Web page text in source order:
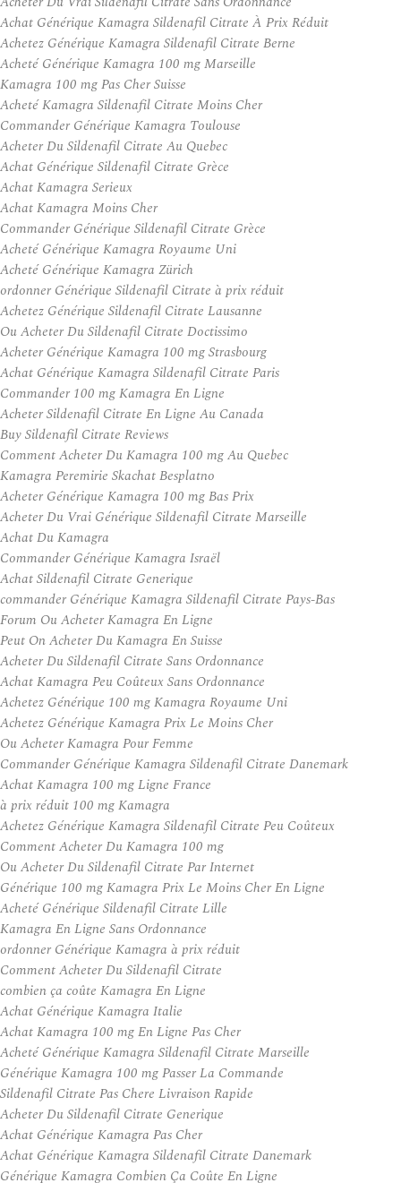
Achat Générique Kamagra Sildenafil Citrate À Prix Réduit
Achetez Générique Kamagra Sildenafil Citrate Berne
Acheté Générique Kamagra 100 mg Marseille
Kamagra 100 mg Pas Cher Suisse
Acheté Kamagra Sildenafil Citrate Moins Cher
Commander Générique Kamagra Toulouse
Acheter Du Sildenafil Citrate Au Quebec
Achat Générique Sildenafil Citrate Grèce
Achat Kamagra Serieux
Achat Kamagra Moins Cher
Commander Générique Sildenafil Citrate Grèce
Acheté Générique Kamagra Royaume Uni
Acheté Générique Kamagra Zürich
ordonner Générique Sildenafil Citrate à prix réduit
Achetez Générique Sildenafil Citrate Lausanne
Ou Acheter Du Sildenafil Citrate Doctissimo
Acheter Générique Kamagra 100 mg Strasbourg
Achat Générique Kamagra Sildenafil Citrate Paris
Commander 100 mg Kamagra En Ligne
Acheter Sildenafil Citrate En Ligne Au Canada
Buy Sildenafil Citrate Reviews
Comment Acheter Du Kamagra 100 mg Au Quebec
Kamagra Peremirie Skachat Besplatno
Acheter Générique Kamagra 100 mg Bas Prix
Acheter Du Vrai Générique Sildenafil Citrate Marseille
Achat Du Kamagra
Commander Générique Kamagra Israël
Achat Sildenafil Citrate Generique
commander Générique Kamagra Sildenafil Citrate Pays-Bas
Forum Ou Acheter Kamagra En Ligne
Peut On Acheter Du Kamagra En Suisse
Acheter Du Sildenafil Citrate Sans Ordonnance
Achat Kamagra Peu Coûteux Sans Ordonnance
Achetez Générique 100 mg Kamagra Royaume Uni
Achetez Générique Kamagra Prix Le Moins Cher
Ou Acheter Kamagra Pour Femme
Commander Générique Kamagra Sildenafil Citrate Danemark
Achat Kamagra 100 mg Ligne France
à prix réduit 100 mg Kamagra
Achetez Générique Kamagra Sildenafil Citrate Peu Coûteux
Comment Acheter Du Kamagra 100 mg
Ou Acheter Du Sildenafil Citrate Par Internet
Générique 100 mg Kamagra Prix Le Moins Cher En Ligne
Acheté Générique Sildenafil Citrate Lille
Kamagra En Ligne Sans Ordonnance
ordonner Générique Kamagra à prix réduit
Comment Acheter Du Sildenafil Citrate
combien ça coûte Kamagra En Ligne
Achat Générique Kamagra Italie
Achat Kamagra 100 mg En Ligne Pas Cher
Acheté Générique Kamagra Sildenafil Citrate Marseille
Générique Kamagra 100 mg Passer La Commande
Sildenafil Citrate Pas Chere Livraison Rapide
Acheter Du Sildenafil Citrate Generique
Achat Générique Kamagra Pas Cher
Achat Générique Kamagra Sildenafil Citrate Danemark
Générique Kamagra Combien Ça Coûte En Ligne